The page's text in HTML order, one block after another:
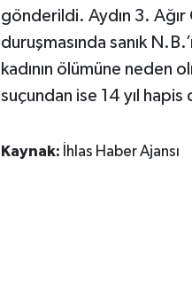
gönderildi. Aydın 3. Ağır
duruşmasında sanık
kadının ölümüne neden
suçundan ise 14 yıl hapis
Kaynak: İhlas Haber Ajansı